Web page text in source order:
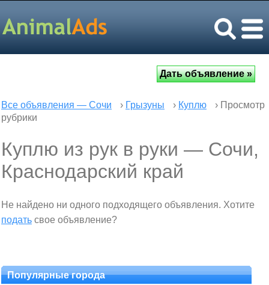
Все объявления — Сочи › Грызуны › Куплю
› Просмотр
рубрики
Куплю из рук в руки — Сочи,
Краснодарский край
Не найдено ни одного подходящего объявления. Хотите
подать свое объявление?
Популярные города